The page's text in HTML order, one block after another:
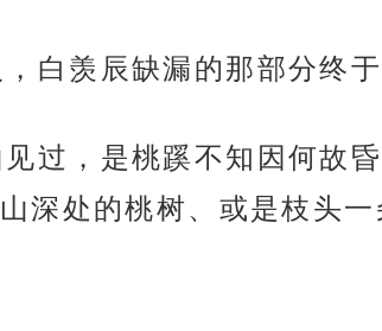
白羡辰缺漏的那部分终于
过，是桃蹊不知因何故
深处的桃树、或是枝头